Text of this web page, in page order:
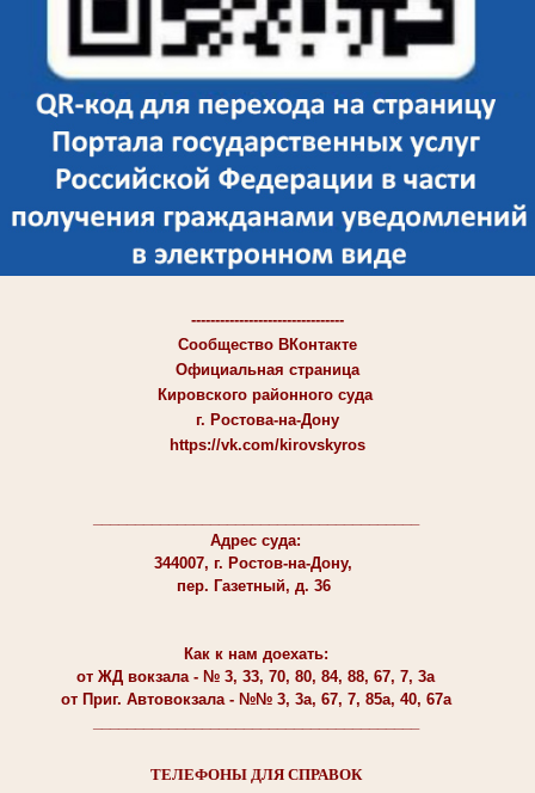
--------------------------------
Сообщество ВКонтакте
Официальная страница
Кировского районного суда
г. Ростова-на-Дону
https://vk.com/kirovskyros
Адрес суда:
344007, г. Ростов-на-Дону,
пер. Газетный, д. 36
Как к нам доехать:
от ЖД вокзала - № 3, 33, 70, 80, 84, 88, 67, 7, 3а
от Приг. Автовокзала - №№ 3, 3а, 67, 7, 85а, 40, 67а
ТЕЛЕФОНЫ ДЛЯ СПРАВОК